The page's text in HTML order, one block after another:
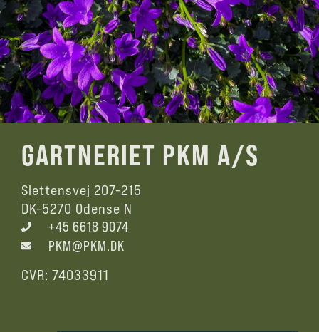
GARTNERIET PKM A/S
Slettensvej 207-215
DK-5270 Odense N
+45 6618 9074
PKM@PKM.DK
CVR: 74033911